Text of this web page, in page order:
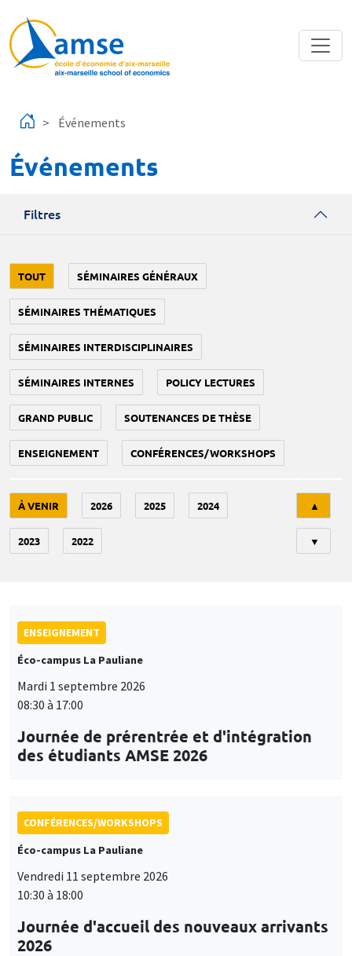
Événements
Événements
Filtres
TOUT SÉMINAIRES GÉNÉRAUX
SÉMINAIRES THÉMATIQUES
SÉMINAIRES INTERDISCIPLINAIRES
SÉMINAIRES INTERNES POLICY LECTURES
GRAND PUBLIC SOUTENANCES DE THÈSE
ENSEIGNEMENT CONFÉRENCES/WORKSHOPS
À VENIR 2026 2025 2024
2023 2022
▲
▼
ENSEIGNEMENT
Éco-campus La Pauliane
Mardi 1 septembre 2026
08:30 à 17:00
Journée de prérentrée et d'intégration
des étudiants AMSE 2026
CONFÉRENCES/WORKSHOPS
Éco-campus La Pauliane
Vendredi 11 septembre 2026
10:30 à 18:00
Journée d'accueil des nouveaux arrivants
2026